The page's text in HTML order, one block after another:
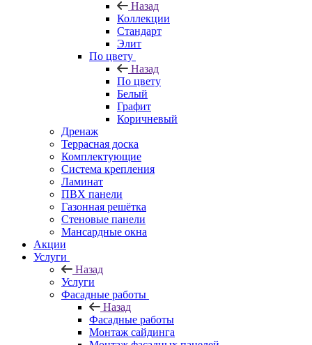
Назад
Коллекции
Стандарт
Элит
По цвету
Назад
По цвету
Белый
Графит
Коричневый
Дренаж
Террасная доска
Комплектующие
Система крепления
Ламинат
ПВХ панели
Газонная решётка
Стеновые панели
Мансардные окна
Акции
Услуги
Назад
Услуги
Фасадные работы
Назад
Фасадные работы
Монтаж сайдинга